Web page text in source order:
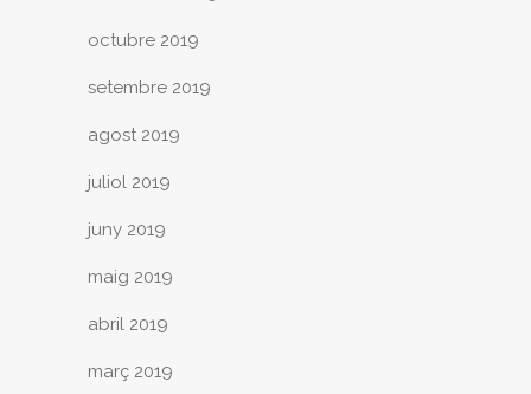
octubre 2019
setembre 2019
agost 2019
juliol 2019
juny 2019
maig 2019
abril 2019
març 2019